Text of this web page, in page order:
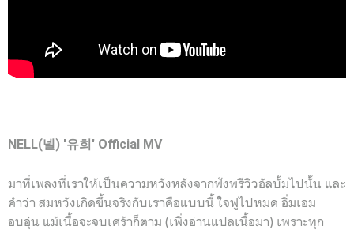
NELL(넬) '유희' Official MV
มาที่เพลงที่เราให้เป็นความหวังหลังจากฟังพรีวิวอัลบั้มไปนั้น และ
คำว่า สมหวังเกิดขึ้นจริงกับเราคือแบบนี้ ใจฟูไปหมด อิ่มเอม
อบอุ่น แม้เนื้อจะจบเศร้าก็ตาม (เพิ่งอ่านแปลเนื้อมา) เพราะทุก